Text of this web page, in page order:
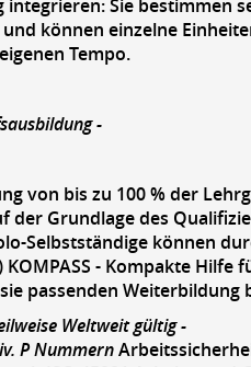
Sie bestimmen
können einzelne
Tempo.
-
von bis zu 100 % der
Grundlage des
Selbstständige können
- Kompakte Hilfe
passenden Weiterbildung
Weltweit gültig -
P Nummern